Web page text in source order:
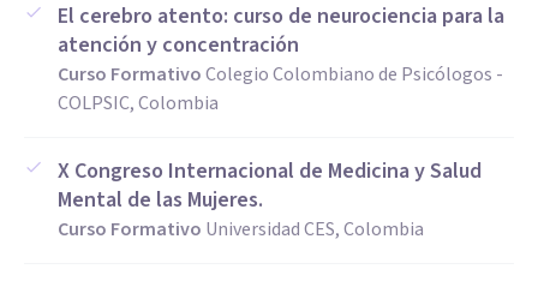
El cerebro atento: curso de neurociencia para la
atención y concentración
Curso FormativoColegio Colombiano de Psicólogos -
COLPSIC, Colombia
X Congreso Internacional de Medicina y Salud
Mental de las Mujeres.
Curso Formativo Universidad CES, Colombia